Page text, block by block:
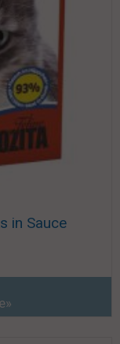
in Sauce